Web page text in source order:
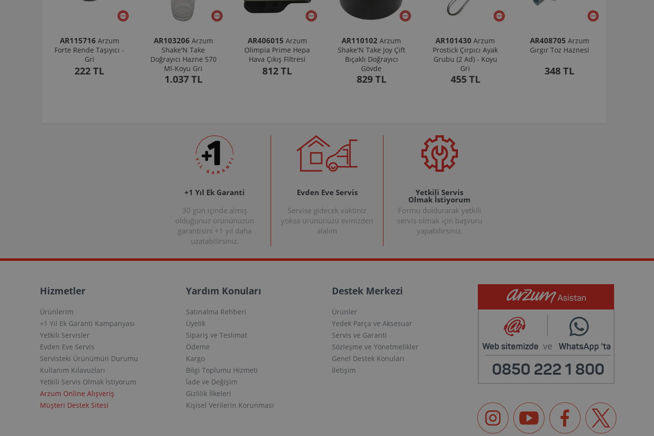
AR115716 Arzum
Forte Rende Taşıyıcı -
Gri
222 TL
AR103206 Arzum
Shake'N Take
Doğrayıcı Hazne 570
Ml-Koyu Gri
1.037 TL
AR406015 Arzum
Olimpia Prime Hepa
Hava Çıkış Filtresi
812 TL
AR110102 Arzum
Shake'N Take Joy Çift
Bıçaklı Doğrayıcı
Gövde
829 TL
AR101430 Arzum
Prostick Çırpıcı Ayak
Grubu (2 Ad) - Koyu
Gri
455 TL
AR408705 Arzum
Gırgır Toz Haznesi
348 TL
+1 Yıl Ek Garanti
30 gün içinde almış
olduğunuz ürününüzün
garantisini +1 yıl daha
uzatabilirsiniz.
Evden Eve Servis
Servise gidecek vaktiniz
yoksa ürününüzü evinizden
alalım
Yetkili Servis
Olmak İstiyorum
Formu doldurarak yetkili
servis olmak için başvuru
yapabilirsiniz.
Hizmetler
Ürünlerim
+1 Yıl Ek Garanti Kampanyası
Yetkili Servisler
Evden Eve Servis
Servisteki Ürünümün Durumu
Kullanım Kılavuzları
Yetkili Servis Olmak İstiyorum
Arzum Online Alışveriş
Müşteri Destek Sitesi
Yardım Konuları
Satınalma Rehberi
Üyelik
Sipariş ve Teslimat
Ödeme
Kargo
Bilgi Toplumu Hizmeti
İade ve Değişim
Gizlilik İlkeleri
Kişisel Verilerin Korunması
Destek Merkezi
Ürünler
Yedek Parça ve Aksesuar
Servis ve Garanti
Sözleşme ve Yönetmelikler
Genel Destek Konuları
İletişim
Web sitemizde ve WhatsApp 'ta
0850 222 1 800